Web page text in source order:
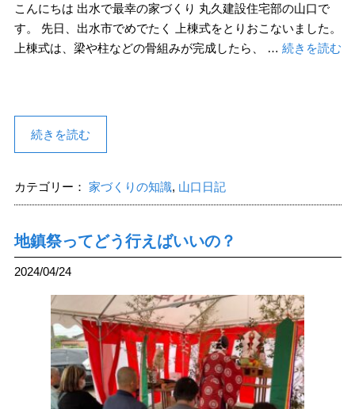
こんにちは 出水で最幸の家づくり 丸久建設住宅部の山口で
す。 先日、出水市でめでたく 上棟式をとりおこないました。
上棟式は、梁や柱などの骨組みが完成したら、 … 続きを読む
続きを読む
カテゴリー： 家づくりの知識, 山口日記
地鎮祭ってどう行えばいいの？
2024/04/24